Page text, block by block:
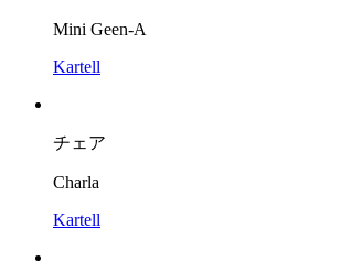
Mini Geen-A
Kartell
チェア
Charla
Kartell